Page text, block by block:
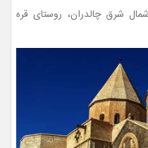
۲۰ کیلومتری شمال شرق چالدران، روستای قره